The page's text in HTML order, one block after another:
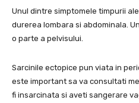
Unul dintre simptomele timpurii
durerea lombara si abdominala.
o parte a pelvisului.
Sarcinile ectopice pun viata in
este important sa va consultati
fi insarcinata si aveti sangerare